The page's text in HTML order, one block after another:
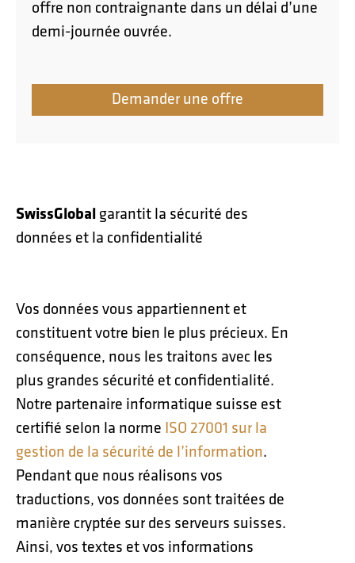
offre non contraignante dans un délai d’une
demi-journée ouvrée.
Demander une offre
SwissGlobal garantit la sécurité des
données et la confidentialité
Vos données vous appartiennent et
constituent votre bien le plus précieux. En
conséquence, nous les traitons avec les
plus grandes sécurité et confidentialité.
Notre partenaire informatique suisse est
certifié selon la norme ISO 27001 sur la
gestion de la sécurité de l’information.
Pendant que nous réalisons vos
traductions, vos données sont traitées de
manière cryptée sur des serveurs suisses.
Ainsi, vos textes et vos informations